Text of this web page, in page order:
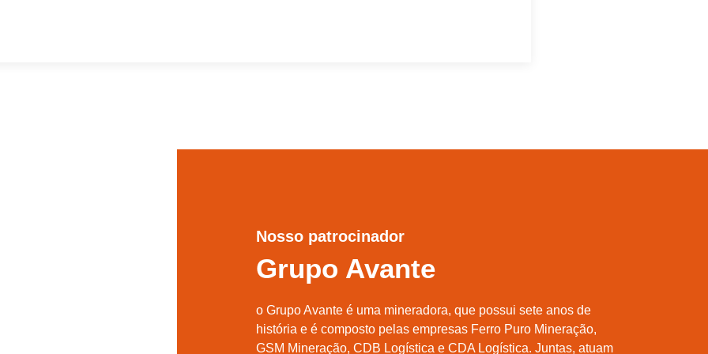
Nosso patrocinador
Grupo Avante
o Grupo Avante é uma mineradora, que possui sete anos de
história e é composto pelas empresas Ferro Puro Mineração,
GSM Mineração, CDB Logística e CDA Logística. Juntas, atuam